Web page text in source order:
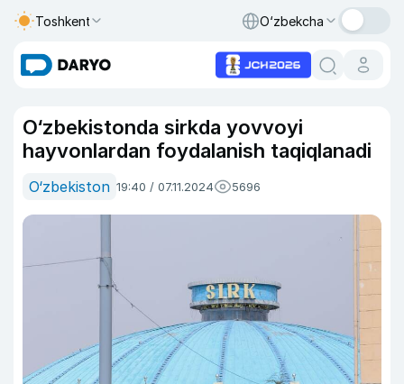
Toshkent O‘zbekcha
O‘zbekistonda sirkda yovvoyi
hayvonlardan foydalanish taqiqlanadi
O‘zbekiston 19:40 / 07.11.2024 5696